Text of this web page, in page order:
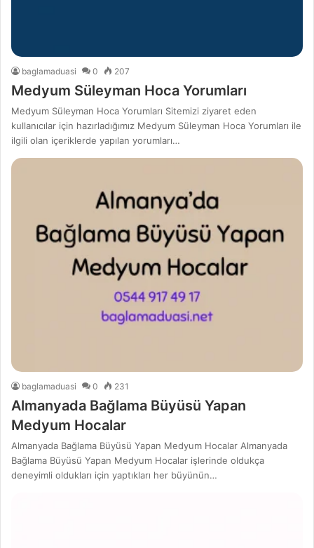
baglamaduasi 0 207
Medyum Süleyman Hoca Yorumları
Medyum Süleyman Hoca Yorumları Sitemizi ziyaret eden
kullanıcılar için hazırladığımız Medyum Süleyman Hoca Yorumları ile
ilgili olan içeriklerde yapılan yorumları…
baglamaduasi 0 231
Almanyada Bağlama Büyüsü Yapan
Medyum Hocalar
Almanyada Bağlama Büyüsü Yapan Medyum Hocalar Almanyada
Bağlama Büyüsü Yapan Medyum Hocalar işlerinde oldukça
deneyimli oldukları için yaptıkları her büyünün…